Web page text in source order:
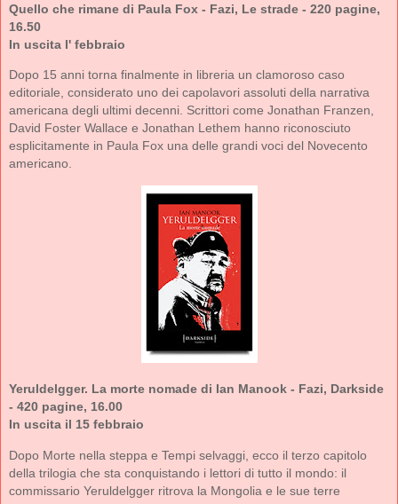
Quello che rimane di Paula Fox - Fazi, Le strade - 220 pagine,
16.50
In uscita l' febbraio
Dopo 15 anni torna finalmente in libreria un clamoroso caso
editoriale, considerato uno dei capolavori assoluti della narrativa
americana degli ultimi decenni. Scrittori come Jonathan Franzen,
David Foster Wallace e Jonathan Lethem hanno riconosciuto
esplicitamente in Paula Fox una delle grandi voci del Novecento
americano.
Yeruldelgger. La morte nomade di Ian Manook - Fazi, Darkside
- 420 pagine, 16.00
In uscita il 15 febbraio
Dopo Morte nella steppa e Tempi selvaggi, ecco il terzo capitolo
della trilogia che sta conquistando i lettori di tutto il mondo: il
commissario Yeruldelgger ritrova la Mongolia e le sue terre